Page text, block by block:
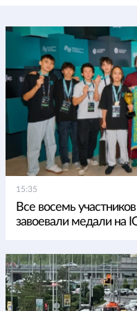
15:35
Все восемь
завоевали медали на